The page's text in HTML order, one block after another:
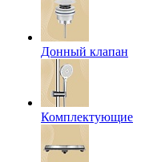
Донный клапан
Комплектующие